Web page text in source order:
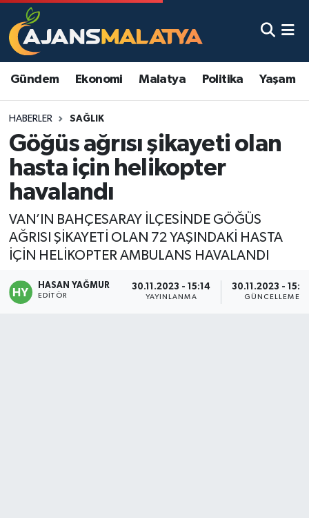
Gündem Ekonomi Malatya Politika Yaşam
HABERLER SAĞLIK
Göğüs ağrısı şikayeti olan
hasta için helikopter
havalandı
VAN’IN BAHÇESARAY İLÇESİNDE GÖĞÜS
AĞRISI ŞİKAYETİ OLAN 72 YAŞINDAKİ HASTA
İÇİN HELİKOPTER AMBULANS HAVALANDI
HASAN YAĞMUR
EDITÖR
30.11.2023 - 15:14
YAYINLANMA
30.11.2023 -
GÜNCELLEME
Asayiş
Eğitim
Ekonomi
Gündem
Kadın
Kültür & Sanat
Magazin
Malatya Nöbetçi Eczaneler
Malatya Namaz Vakitleri
Malatya Trafik Yoğunluk Haritası
TFF 3.Lig 2.Grup Puan Durumu ve Fikstür
Tüm Manşetler
Son Dakika Haberleri
Haber Arşivi